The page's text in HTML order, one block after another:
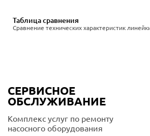
Сравнение технических характеристик
Таблица сравнения
СЕРВИСНОЕ
ОБСЛУЖИВАНИЕ
Комплекс услуг по ремонту
насосного оборудования